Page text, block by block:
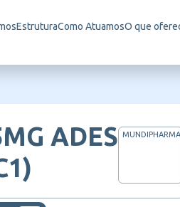
EstruturaComo AtuamosO que
ADES
MUNDIPHARMA